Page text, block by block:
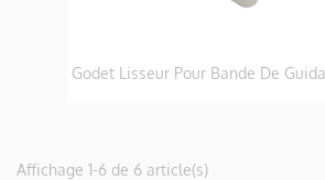
Godet Lisseur Pour Bande De
Affichage 1-6 de 6 article(s)